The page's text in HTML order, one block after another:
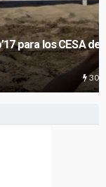
para los CESA de
306